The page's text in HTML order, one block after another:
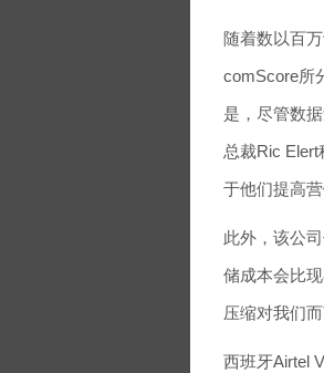
随着数以百
comScore所
是，尽管数
总裁Ric
于他们提高
此外，该公
储成本会比
压缩对我们
西班牙Airtel